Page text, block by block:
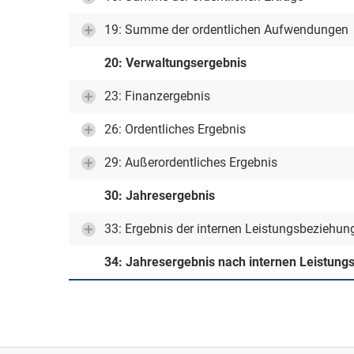
19: Summe der ordentlichen Aufwendungen
20: Verwaltungsergebnis
23: Finanzergebnis
26: Ordentliches Ergebnis
29: Außerordentliches Ergebnis
30: Jahresergebnis
33: Ergebnis der internen
34: Jahresergebnis nach internen